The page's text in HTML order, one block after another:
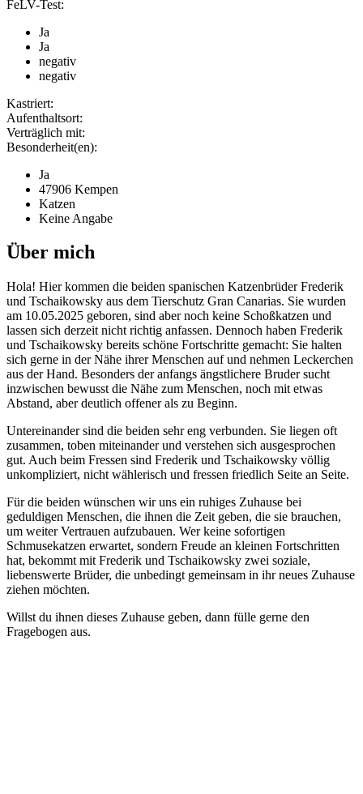
FeLV-Test:
Ja
Ja
negativ
negativ
Kastriert:
Aufenthaltsort:
Verträglich mit:
Besonderheit(en):
Ja
47906 Kempen
Katzen
Keine Angabe
Über mich
Hola! Hier kommen die beiden spanischen Katzenbrüder Frederik
und Tschaikowsky aus dem Tierschutz Gran Canarias. Sie wurden
am 10.05.2025 geboren, sind aber noch keine Schoßkatzen und
lassen sich derzeit nicht richtig anfassen. Dennoch haben Frederik
und Tschaikowsky bereits schöne Fortschritte gemacht: Sie halten
sich gerne in der Nähe ihrer Menschen auf und nehmen Leckerchen
aus der Hand. Besonders der anfangs ängstlichere Bruder sucht
inzwischen bewusst die Nähe zum Menschen, noch mit etwas
Abstand, aber deutlich offener als zu Beginn.
Untereinander sind die beiden sehr eng verbunden. Sie liegen oft
zusammen, toben miteinander und verstehen sich ausgesprochen
gut. Auch beim Fressen sind Frederik und Tschaikowsky völlig
unkompliziert, nicht wählerisch und fressen friedlich Seite an Seite.
Für die beiden wünschen wir uns ein ruhiges Zuhause bei
geduldigen Menschen, die ihnen die Zeit geben, die sie brauchen,
um weiter Vertrauen aufzubauen. Wer keine sofortigen
Schmusekatzen erwartet, sondern Freude an kleinen Fortschritten
hat, bekommt mit Frederik und Tschaikowsky zwei soziale,
liebenswerte Brüder, die unbedingt gemeinsam in ihr neues Zuhause
ziehen möchten.
Willst du ihnen dieses Zuhause geben, dann fülle gerne den
Fragebogen aus.